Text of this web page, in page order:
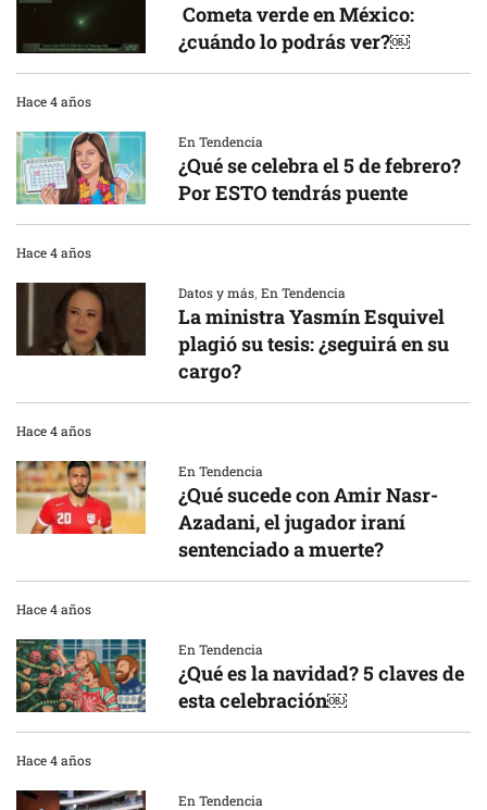
Cometa verde en México:
¿cuándo lo podrás ver?￼
Hace 4 años
En Tendencia
¿Qué se celebra el 5 de febrero?
Por ESTO tendrás puente
Hace 4 años
Datos y más,En Tendencia
La ministra Yasmín Esquivel
plagió su tesis: ¿seguirá en su
cargo?
Hace 4 años
En Tendencia
¿Qué sucede con Amir Nasr-
Azadani, el jugador iraní
sentenciado a muerte?
Hace 4 años
En Tendencia
¿Qué es la navidad? 5 claves de
esta celebración￼
Hace 4 años
En Tendencia